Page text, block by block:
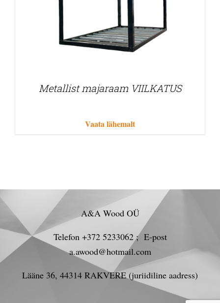
Metallist majaraam VIILKATUS
Vaata lähemalt
A&A Wood OÜ
Telefon +372 5233062 ; E-post
a.awood@hotmail.com
Lääne 36, 44314 RAKVERE (juriidiline aadress)